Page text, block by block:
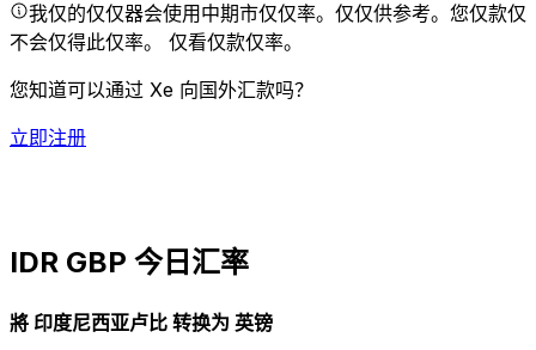
我仅的仅仅器会使用中期市仅仅率。仅仅供参考。您仅款仅
不会仅得此仅率。 仅看仅款仅率。
您知道可以通过 Xe 向国外汇款吗？
立即注册
IDR GBP 今日汇率
將 印度尼西亚卢比 转换为 英镑